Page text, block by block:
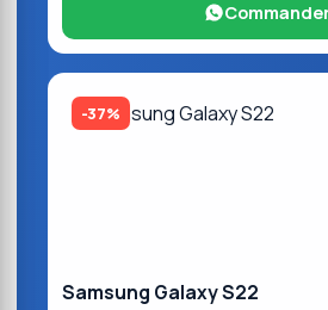
-37%
Samsung Galaxy S22